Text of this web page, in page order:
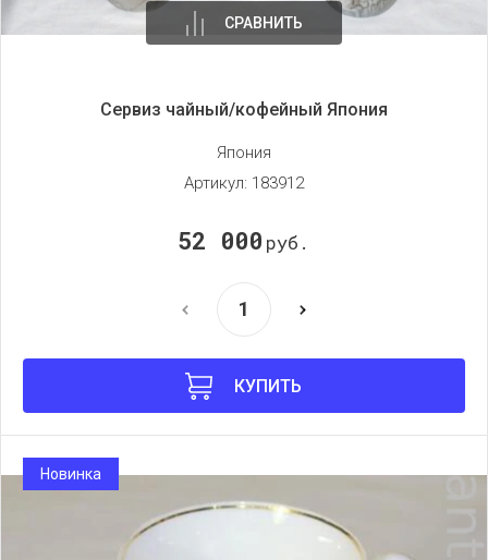
СРАВНИТЬ
Сервиз чайный/кофейный Япония
Япония
Артикул: 183912
52 000 руб.
КУПИТЬ
Новинка